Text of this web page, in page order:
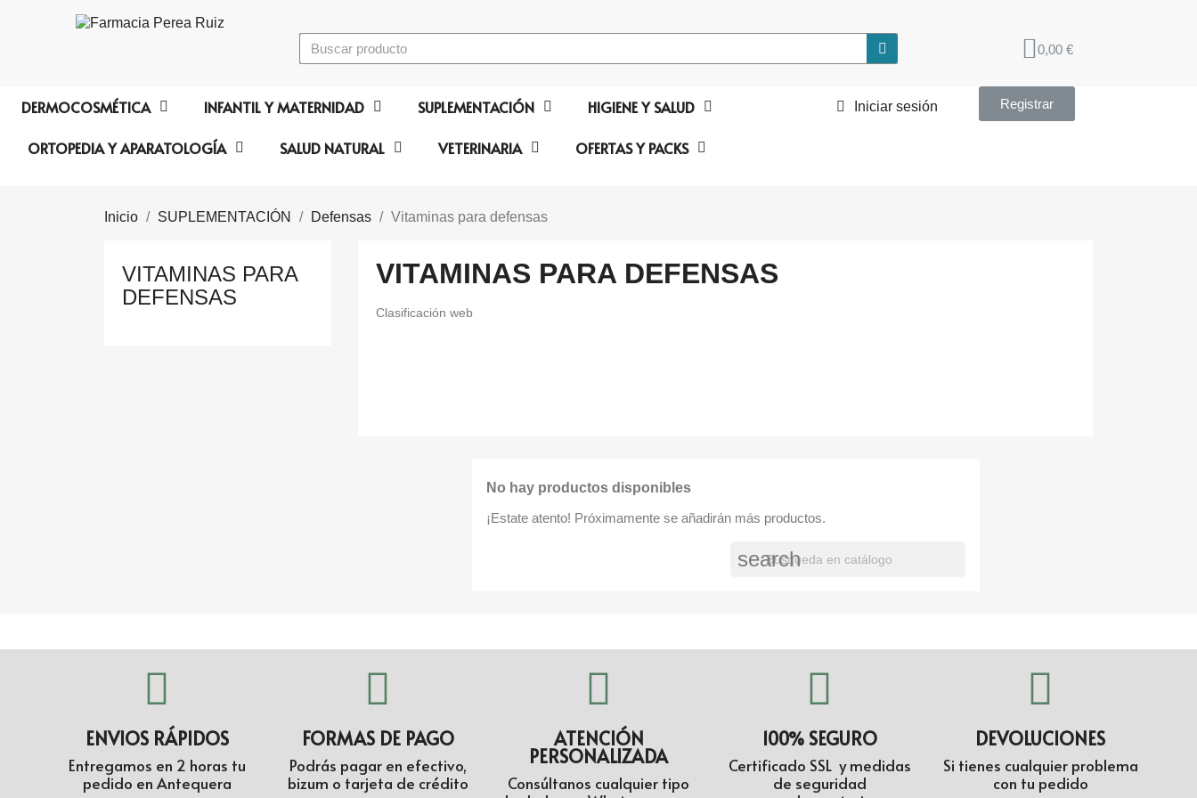
0,00 €
DERMOCOSMÉTICA INFANTIL Y MATERNIDAD SUPLEMENTACIÓN HIGIENE Y SALUD
ORTOPEDIA Y APARATOLOGÍA SALUD NATURAL VETERINARIA OFERTAS Y PACKS
Iniciar sesión Registrar
Inicio SUPLEMENTACIÓN Defensas Vitaminas para defensas
VITAMINAS PARA
DEFENSAS
VITAMINAS PARA DEFENSAS
Clasificación web
No hay productos disponibles
¡Estate atento! Próximamente se añadirán más productos.
search
ENVIOS RÁPIDOS
Entregamos en 2 horas tu
pedido en Antequera
FORMAS DE PAGO
Podrás pagar en efectivo,
bizum o tarjeta de crédito
ATENCIÓN
PERSONALIZADA
Consúltanos cualquier tipo
100% SEGURO
Certificado SSL y medidas
de seguridad
DEVOLUCIONES
Si tienes cualquier problema
con tu pedido